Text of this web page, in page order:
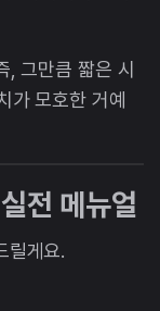
, 그만큼 짧은 시
가 모호한 거예
전 메뉴얼
릴게요.